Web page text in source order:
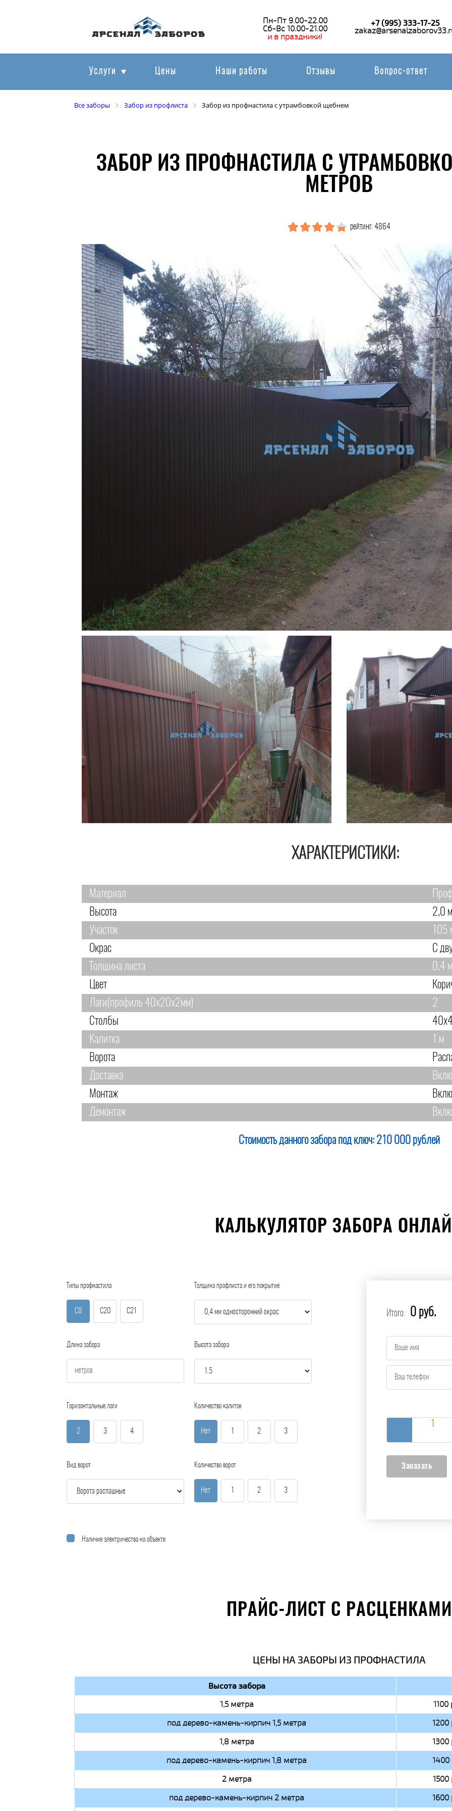
Пн-Пт 9.00-22.00
Сб-Вс 10.00-21.00
и в праздники!
+7 (995) 333-17-25
Услуги Цены Наши работы Отзывы Вопрос-ответ
Все заборы Забор из профлиста Забор из профнастила с утрамбовкой щебнем
ЗАБОР ИЗ ПРОФНАСТИЛА С
МЕТРОВ
рейтинг: 4864
ХАРАКТЕРИСТИКИ:
Материал
Высота
2,0
Участок
105
Окрас
С
Толщина листа
0,4
Цвет
Лаги(профиль 40х20х2мм)
2
Столбы
Калитка
1 м
Ворота
Доставка
Монтаж
Демонтаж
Стоимость данного забора под ключ: 210 000 рублей
КАЛЬКУЛЯТОР ЗАБОРА
Типы профнастила
С8 С20 С21
Толщина профлиста и его покрытие
Длина забора Высота забора
Горизонтальные лаги
2 3 4
Количество калиток
Нет 2 3
Вид ворот Количество ворот
Нет 2 3
Наличие электричества на объекте
Итого: 0 руб.
ПРАЙС-ЛИСТ С РАСЦЕНКАМИ
ЦЕНЫ НА ЗАБОРЫ ИЗ ПРОФНАСТИЛА
Высота забора
1,5 метра
1100
под дерево-камень-кирпич 1,5 метра
1200
1,8 метра
1300
под дерево-камень-кирпич 1,8 метра
1400
2 метра
1500
под дерево-камень-кирпич 2 метра
1600